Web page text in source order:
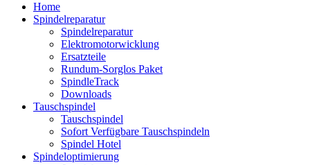
Home
Spindelreparatur
Spindelreparatur
Elektromotorwicklung
Ersatzteile
Rundum-Sorglos Paket
SpindleTrack
Downloads
Tauschspindel
Tauschspindel
Sofort Verfügbare Tauschspindeln
Spindel Hotel
Spindeloptimierung